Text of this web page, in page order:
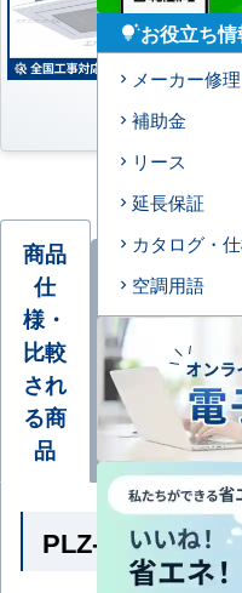
ル 標
ン
商品
仕
様・
比較
され
る商
品
オプ
ション
品
一覧
ン形
PLZ-
tips_and_updatesお役立ち情
メーカー修
補助金
リース
延長保証
カタログ・
空調用語